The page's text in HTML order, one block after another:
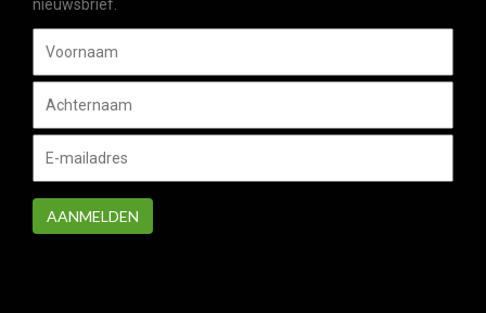
nieuwsbrief.
AANMELDEN